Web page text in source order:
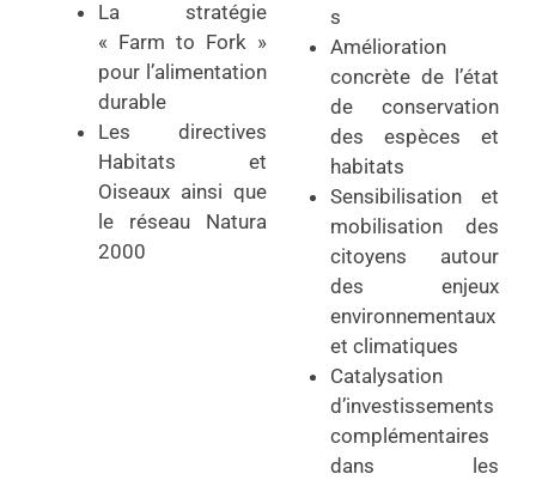
La stratégie
« Farm to Fork »
pour l’alimentation
durable
Les directives
Habitats et
Oiseaux ainsi que
le réseau Natura
2000
s
Amélioration
concrète de l’état
de conservation
des espèces et
habitats
Sensibilisation et
mobilisation des
citoyens autour
des enjeux
environnementaux
et climatiques
Catalysation
d’investissements
complémentaires
dans les